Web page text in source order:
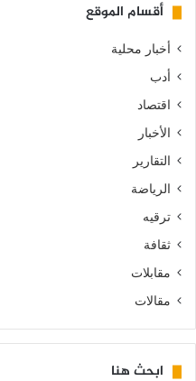
أقسام الموقع
أخبار محلية
أدب
اقتصاد
الأخبار
التقارير
الرياضة
ترقيه
ثقافة
مقابلات
مقالات
ابحث هنا